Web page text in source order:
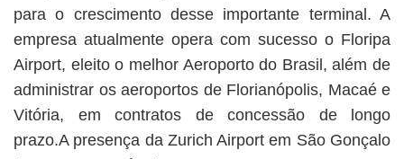
para o crescimento desse importante terminal. A
empresa atualmente opera com sucesso o Floripa
Airport, eleito o melhor Aeroporto do Brasil, além de
administrar os aeroportos de Florianópolis, Macaé e
Vitória, em contratos de concessão de longo
prazo.A presença da Zurich Airport em São Gonçalo